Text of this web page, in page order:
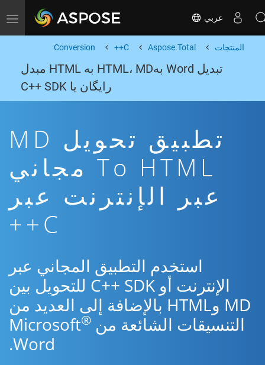
Toggle navigation عربي
المنتجات Aspose.Total
C++
Conversion
تبدیل Word بهHTML، MD به HTML مبدل
رایگان یا C++ SDK
تطبيق تحويل MD
To HTML مجاني
عبر الإنترنت عبر
C++
استخدم التطبيق المجاني عبر
الإنترنت أو C++ SDK للتحويل بين
MD وHTML بالإضافة إلى العديد من
التنسيقات الشائعة من Microsoft ®
Word.